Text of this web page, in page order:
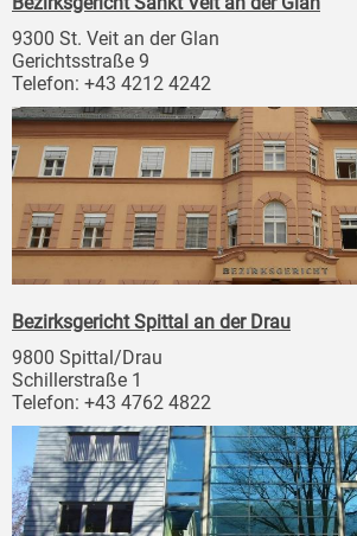
9300 St. Veit an der Glan
Gerichtsstraße 9
Telefon: +43 4212 4242
Bezirksgericht Spittal an der Drau
9800 Spittal/Drau
Schillerstraße 1
Telefon: +43 4762 4822